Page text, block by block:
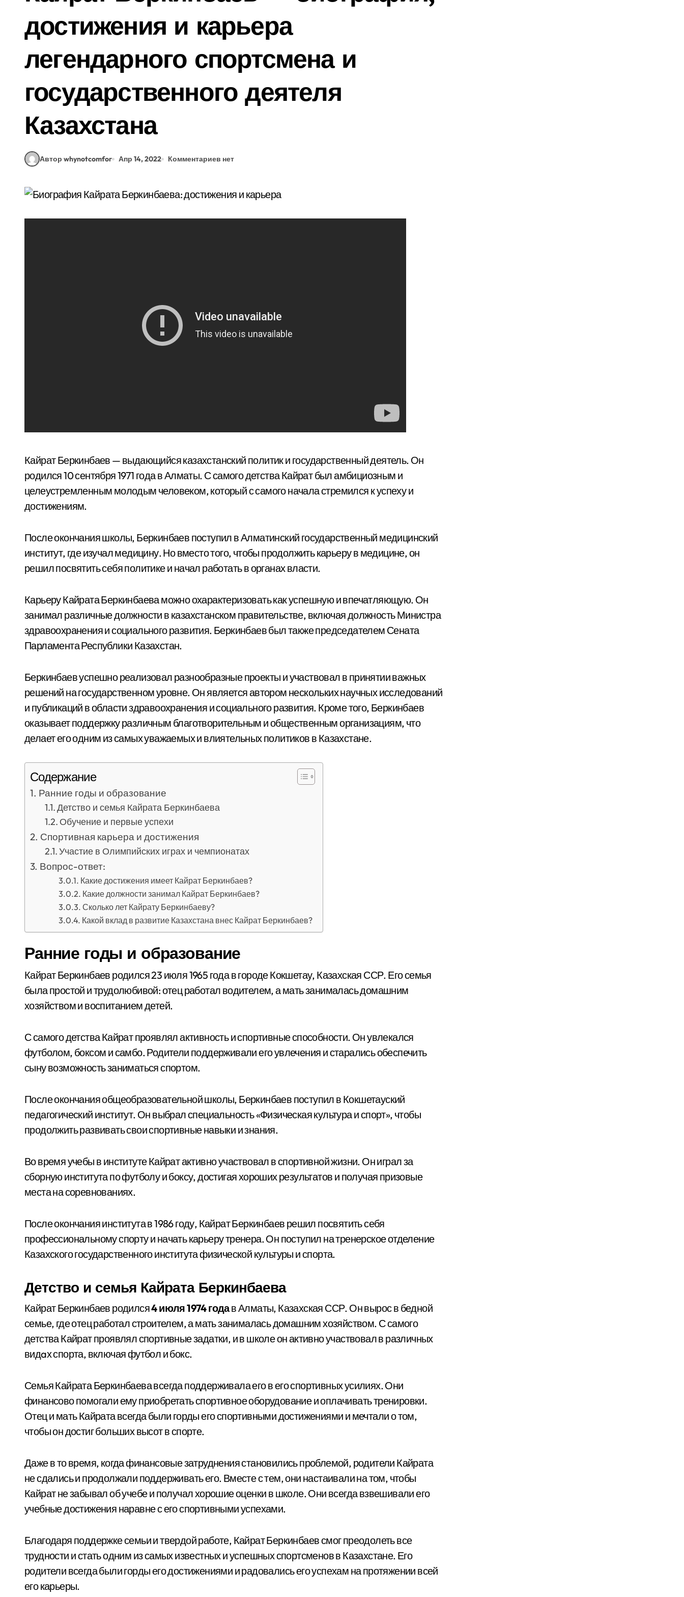
достижения и карьера
легендарного спортсмена и
государственного деятеля
Казахстана
Автор whynotcomfor Апр 14, 2022 Комментариев нет
Кайрат Беркинбаев — выдающийся казахстанский политик и государственный деятель. Он
родился 10 сентября 1971 года в Алматы. С самого детства Кайрат был амбициозным и
целеустремленным молодым человеком, который с самого начала стремился к успеху и
достижениям.
После окончания школы, Беркинбаев поступил в Алматинский государственный медицинский
институт, где изучал медицину. Но вместо того, чтобы продолжить карьеру в медицине, он
решил посвятить себя политике и начал работать в органах власти.
Карьеру Кайрата Беркинбаева можно охарактеризовать как успешную и впечатляющую. Он
занимал различные должности в казахстанском правительстве, включая должность Министра
здравоохранения и социального развития. Беркинбаев был также председателем Сената
Парламента Республики Казахстан.
Беркинбаев успешно реализовал разнообразные проекты и участвовал в принятии важных
решений на государственном уровне. Он является автором нескольких научных исследований
и публикаций в области здравоохранения и социального развития. Кроме того, Беркинбаев
оказывает поддержку различным благотворительным и общественным организациям, что
делает его одним из самых уважаемых и влиятельных политиков в Казахстане.
Содержание
Ранние годы и образование
Детство и семья Кайрата Беркинбаева
Обучение и первые успехи
Спортивная карьера и достижения
Участие в Олимпийских играх и чемпионатах
Вопрос-ответ:
Какие достижения имеет Кайрат Беркинбаев?
Какие должности занимал Кайрат Беркинбаев?
Сколько лет Кайрату Беркинбаеву?
Какой вклад в развитие Казахстана внес Кайрат Беркинбаев?
Ранние годы и образование
Кайрат Беркинбаев родился 23 июля 1965 года в городе Кокшетау, Казахская ССР. Его семья
была простой и трудолюбивой: отец работал водителем, а мать занималась домашним
хозяйством и воспитанием детей.
С самого детства Кайрат проявлял активность и спортивные способности. Он увлекался
футболом, боксом и самбо. Родители поддерживали его увлечения и старались обеспечить
сыну возможность заниматься спортом.
После окончания общеобразовательной школы, Беркинбаев поступил в Кокшетауский
педагогический институт. Он выбрал специальность «Физическая культура и спорт», чтобы
продолжить развивать свои спортивные навыки и знания.
Во время учебы в институте Кайрат активно участвовал в спортивной жизни. Он играл за
сборную института по футболу и боксу, достигая хороших результатов и получая призовые
места на соревнованиях.
После окончания института в 1986 году, Кайрат Беркинбаев решил посвятить себя
профессиональному спорту и начать карьеру тренера. Он поступил на тренерское отделение
Казахского государственного института физической культуры и спорта.
Детство и семья Кайрата Беркинбаева
Кайрат Беркинбаев родился4 июля 1974 годав Алматы, Казахская ССР. Он вырос в бедной
семье, где отец работал строителем, а мать занималась домашним хозяйством. С самого
детства Кайрат проявлял спортивные задатки, и в школе он активно участвовал в различных
видaх спорта, включая футбол и бокс.
Семья Кайрата Беркинбаева всегда поддерживала его в его спортивных усилиях. Они
финансово помогали ему приобретать спортивное оборудование и оплачивать тренировки.
Отец и мать Кайрата всегда были горды его спортивными достижениями и мечтали о том,
чтобы он достиг больших высот в спорте.
Даже в то время, когда финансовые затруднения становились проблемой, родители Кайрата
не сдались и продолжали поддерживать его. Вместе с тем, они настаивали на том, чтобы
Кайрат не забывал об учебе и получал хорошие оценки в школе. Они всегда взвешивали его
учебные достижения наравне с его спортивными успехами.
Благодаря поддержке семьи и твердой работе, Кайрат Беркинбаев смог преодолеть все
трудности и стать одним из самых известных и успешных спортсменов в Казахстане. Его
родители всегда были горды его достижениями и радовались его успехам на протяжении всей
его карьеры.